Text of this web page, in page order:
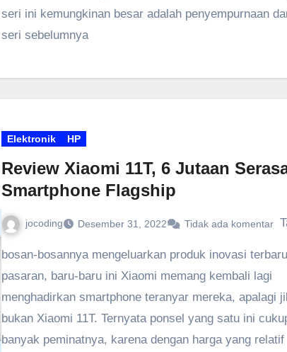
seri ini kemungkinan besar adalah penyempurnaan
seri sebelumnya
Elektronik HP
Review Xiaomi 11T, 6 Jutaan
Smartphone Flagship
jocoding Desember 31, 2022 Tidak ada komentar
bosan-bosannya mengeluarkan produk inovasi
pasaran, baru-baru ini Xiaomi memang kembali lagi
menghadirkan smartphone teranyar mereka, apalagi
bukan Xiaomi 11T. Ternyata ponsel yang satu ini
banyak peminatnya, karena dengan harga yang relatif